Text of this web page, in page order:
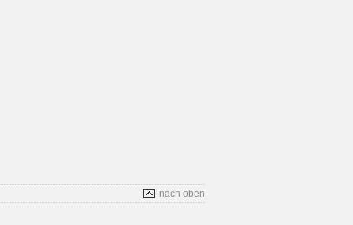
nach oben